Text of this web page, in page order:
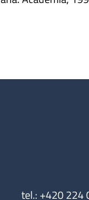
tel.: +420 224